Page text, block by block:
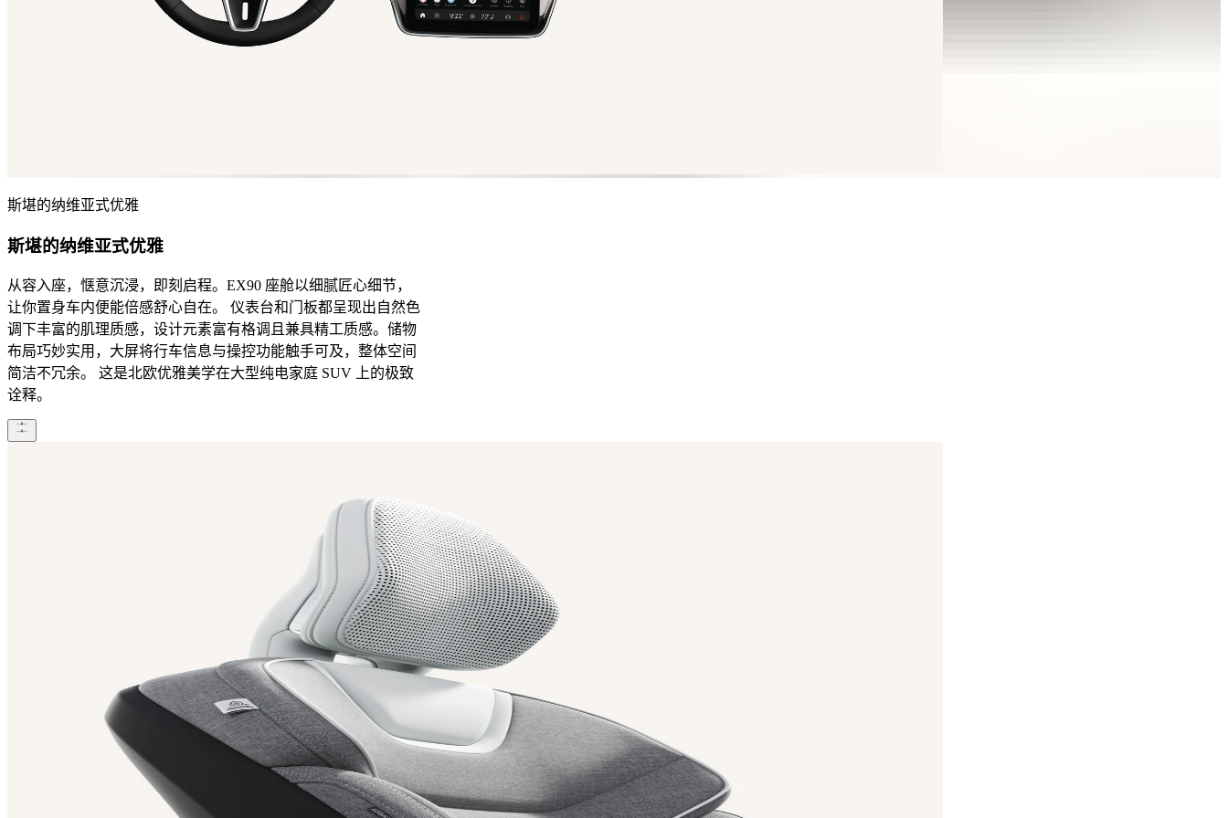
斯堪的纳维亚式优雅
斯堪的纳维亚式优雅
从容入座，惬意沉浸，即刻启程。EX90 座舱以细腻匠心细节，
让你置身车内便能倍感舒心自在。 仪表台和门板都呈现出自然色
调下丰富的肌理质感，设计元素富有格调且兼具精工质感。储物
布局巧妙实用，大屏将行车信息与操控功能触手可及，整体空间
简洁不冗余。 这是北欧优雅美学在大型纯电家庭 SUV 上的极致
诠释。